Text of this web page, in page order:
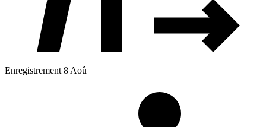
Enregistrement 8 Aoû